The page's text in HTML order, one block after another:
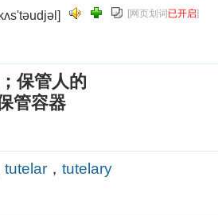
[网页划词 已开启]
保管人的
管容器
tutelar ， tutelary